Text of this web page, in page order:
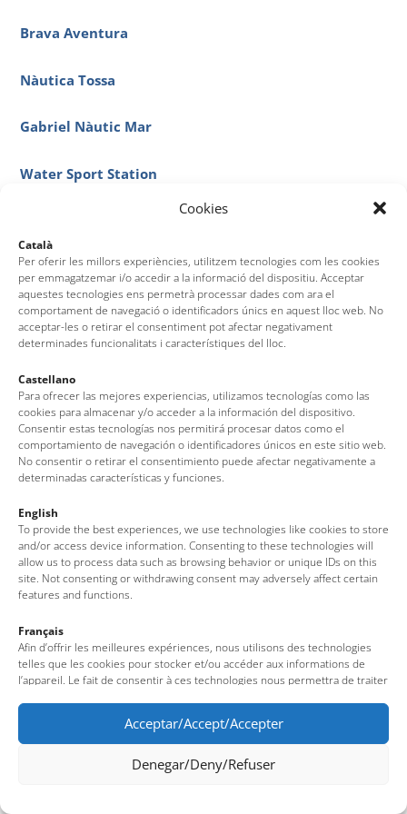
Cookies
Català
Per oferir les millors experiències, utilitzem tecnologies com les cookies
per emmagatzemar i/o accedir a la informació del dispositiu. Acceptar
aquestes tecnologies ens permetrà processar dades com ara el
comportament de navegació o identificadors únics en aquest lloc web. No
acceptar-les o retirar el consentiment pot afectar negativament
determinades funcionalitats i característiques del lloc.
Castellano
Para ofrecer las mejores experiencias, utilizamos tecnologías como las
cookies para almacenar y/o acceder a la información del dispositivo.
Consentir estas tecnologías nos permitirá procesar datos como el
comportamiento de navegación o identificadores únicos en este sitio web.
No consentir o retirar el consentimiento puede afectar negativamente a
determinadas características y funciones.
English
To provide the best experiences, we use technologies like cookies to store
and/or access device information. Consenting to these technologies will
allow us to process data such as browsing behavior or unique IDs on this
site. Not consenting or withdrawing consent may adversely affect certain
features and functions.
Français
Afin d’offrir les meilleures expériences, nous utilisons des technologies
telles que les cookies pour stocker et/ou accéder aux informations de
l’appareil. Le fait de consentir à ces technologies nous permettra de traiter
uniques sur ce site. Le fait de ne pas consentir ou de retirer son
consentement peut avoir un effet négatif sur certaines fonctionnalités et
caractéristiques du site.
Acceptar/Accept/Accepter
Denegar/Deny/Refuser
Brava Aventura
Nàutica Tossa
Gabriel Nàutic Mar
Water Sport Station